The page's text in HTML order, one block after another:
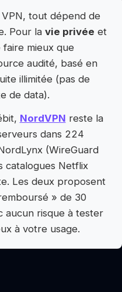
tout dépend de
Pour la vie privée et
mieux que
audité, basé en
illimitée (pas de
de data).
NordVPN reste la
dans 224
(WireGuard
catalogues Netflix
Les deux proposent
» de 30
aucun risque à tester
à votre usage.